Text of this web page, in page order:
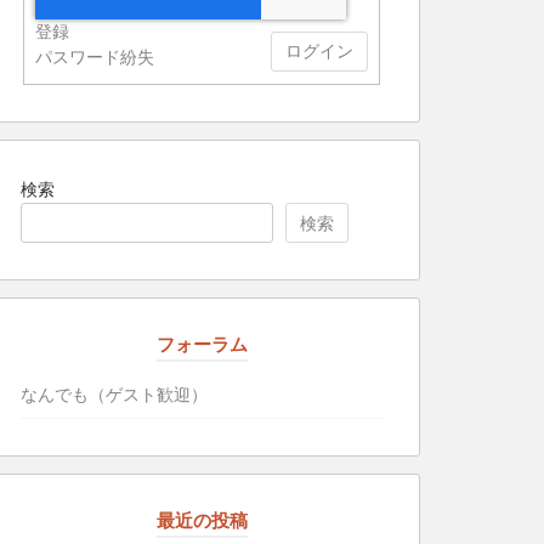
ログイン
登録
パスワード紛失
検索
検索
フォーラム
なんでも（ゲスト歓迎）
最近の投稿